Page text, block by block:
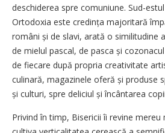
deschiderea spre comuniune. Sud-
Ortodoxia este credința majoritară
români și de slavi, arată o similitudine
de mielul pascal, de pasca și
de fiecare după propria creativitate
culinară, magazinele oferă și produse
și culturi, spre deliciul și încântarea
Privind în timp, Bisericii îi revine